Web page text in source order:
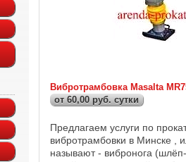
Вибротрамбовка Masalta
от 60,00 руб. сутки
Предлагаем услуги по
вибротрамбовки в Минске ,
называют - вибронога